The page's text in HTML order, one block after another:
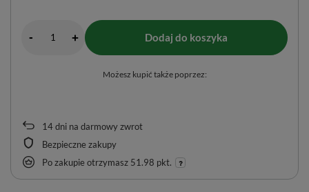
14dni na darmowy zwrot
Bezpieczne zakupy
Po zakupie otrzymasz 51.98 pkt.
- + Dodaj do koszyka
Możesz kupić także poprzez: